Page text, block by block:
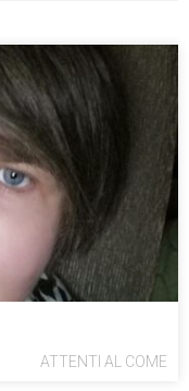
ATTENTI AL COME